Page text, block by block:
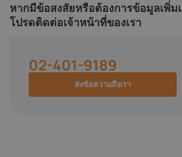
หากมีข้อสงสัยหรือต้องการข้อมูลเพิ่ม
โปรดติดต่อเจ้าหน้าที่ของเรา
02-401-9189
ส่งข้อความถึงเรา